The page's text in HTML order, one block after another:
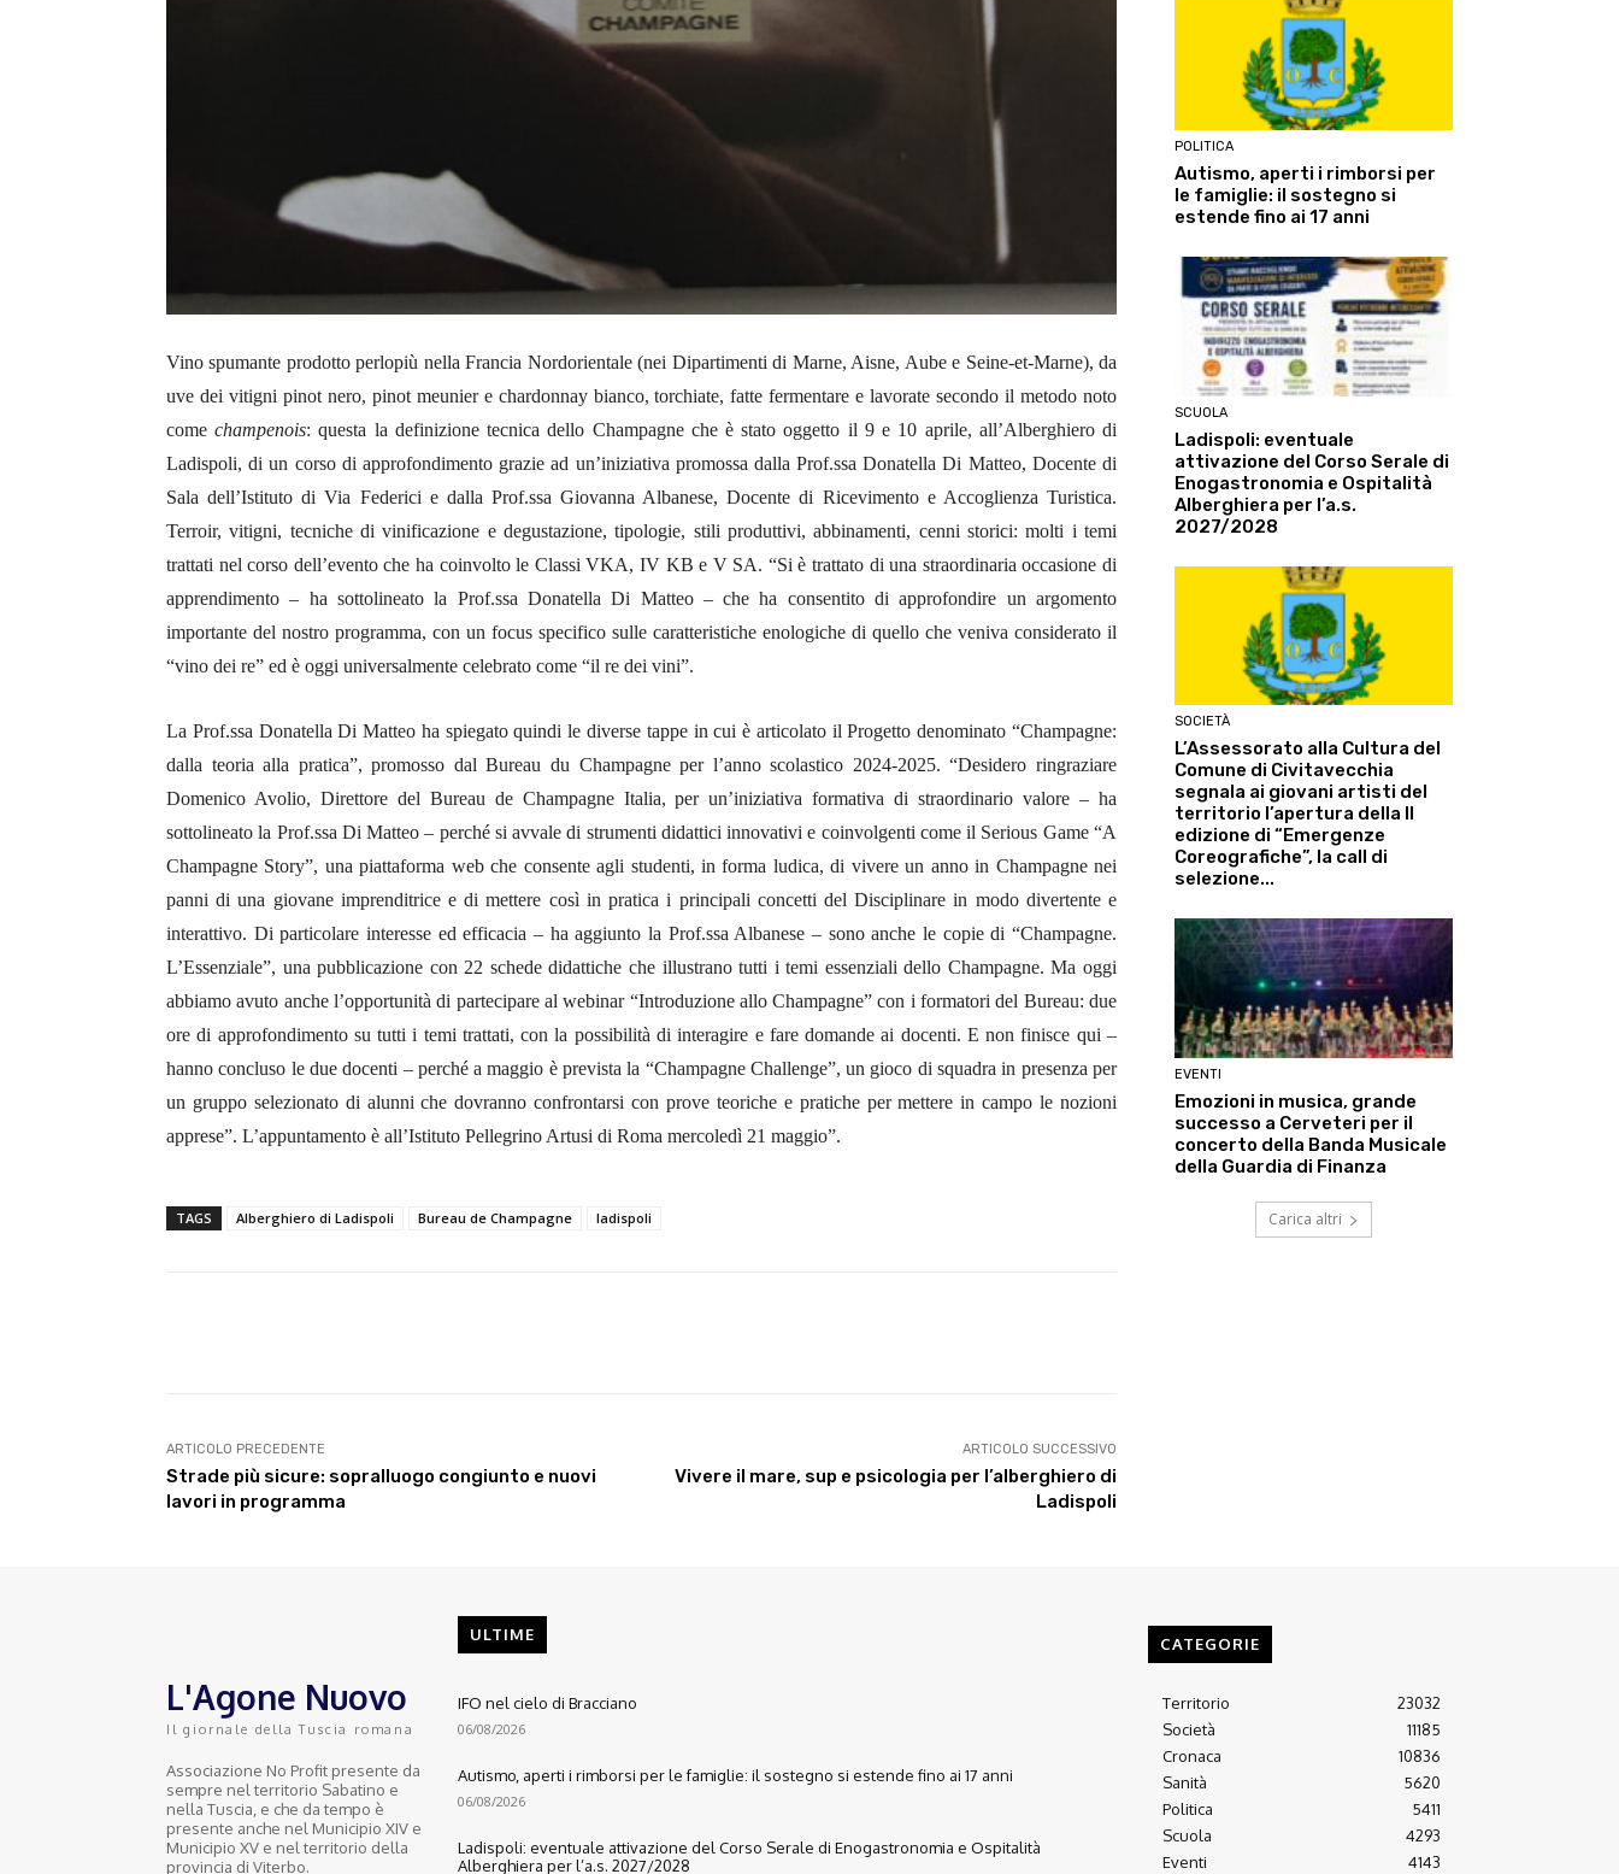
Vino spumante prodotto perlopiù nella Francia Nordorientale (nei Dipartimenti di Marne, Aisne, Aube e Seine-et-Marne), da
uve dei vitigni pinot nero, pinot meunier e chardonnay bianco, torchiate, fatte fermentare e lavorate secondo il metodo noto
comechampenois: questa la definizione tecnica dello Champagne che è stato oggetto il 9 e 10 aprile, all’Alberghiero di
Ladispoli, di un corso di approfondimento grazie ad un’iniziativa promossa dalla Prof.ssa Donatella Di Matteo, Docente di
Sala dell’Istituto di Via Federici e dalla Prof.ssa Giovanna Albanese, Docente di Ricevimento e Accoglienza Turistica.
Terroir, vitigni, tecniche di vinificazione e degustazione, tipologie, stili produttivi, abbinamenti, cenni storici: molti i temi
trattati nel corso dell’evento che ha coinvolto le Classi VKA, IV KB e V SA. “Si è trattato di una straordinaria occasione di
apprendimento – ha sottolineato la Prof.ssa Donatella Di Matteo – che ha consentito di approfondire un argomento
importante del nostro programma, con un focus specifico sulle caratteristiche enologiche di quello che veniva considerato il
“vino dei re” ed è oggi universalmente celebrato come “il re dei vini”.
La Prof.ssa Donatella Di Matteo ha spiegato quindi le diverse tappe in cui è articolato il Progetto denominato “Champagne:
dalla teoria alla pratica”, promosso dal Bureau du Champagne per l’anno scolastico 2024-2025. “Desidero ringraziare
Domenico Avolio, Direttore del Bureau de Champagne Italia, per un’iniziativa formativa di straordinario valore – ha
sottolineato la Prof.ssa Di Matteo – perché si avvale di strumenti didattici innovativi e coinvolgenti come il Serious Game “A
Champagne Story”, una piattaforma web che consente agli studenti, in forma ludica, di vivere un anno in Champagne nei
panni di una giovane imprenditrice e di mettere così in pratica i principali concetti del Disciplinare in modo divertente e
interattivo. Di particolare interesse ed efficacia – ha aggiunto la Prof.ssa Albanese – sono anche le copie di “Champagne.
L’Essenziale”, una pubblicazione con 22 schede didattiche che illustrano tutti i temi essenziali dello Champagne. Ma oggi
abbiamo avuto anche l’opportunità di partecipare al webinar “Introduzione allo Champagne” con i formatori del Bureau: due
ore di approfondimento su tutti i temi trattati, con la possibilità di interagire e fare domande ai docenti. E non finisce qui –
hanno concluso le due docenti – perché a maggio è prevista la “Champagne Challenge”, un gioco di squadra in presenza per
un gruppo selezionato di alunni che dovranno confrontarsi con prove teoriche e pratiche per mettere in campo le nozioni
apprese”. L’appuntamento è all’Istituto Pellegrino Artusi di Roma mercoledì 21 maggio”.
TAGS Alberghiero di Ladispoli Bureau de Champagne ladispoli
ARTICOLO PRECEDENTE
Strade più sicure: sopralluogo congiunto e nuovi
lavori in programma
ARTICOLO SUCCESSIVO
Vivere il mare, sup e psicologia per l’alberghiero di
Ladispoli
POLITICA
Autismo, aperti i rimborsi per
le famiglie: il sostegno si
estende fino ai 17 anni
SCUOLA
Ladispoli: eventuale
attivazione del Corso Serale di
Enogastronomia e Ospitalità
Alberghiera per l’a.s.
2027/2028
SOCIETÀ
L’Assessorato alla Cultura del
Comune di Civitavecchia
segnala ai giovani artisti del
territorio l’apertura della II
edizione di “Emergenze
Coreografiche”, la call di
selezione...
EVENTI
Emozioni in musica, grande
successo a Cerveteri per il
concerto della Banda Musicale
della Guardia di Finanza
Carica altri
L'Agone Nuovo
Il giornale della Tuscia romana
Associazione No Profit presente da
sempre nel territorio Sabatino e
nella Tuscia, e che da tempo è
presente anche nel Municipio XIV e
Municipio XV e nel territorio della
provincia di Viterbo.
ULTIME
IFO nel cielo di Bracciano
06/08/2026
Autismo, aperti i rimborsi per le famiglie: il sostegno si estende fino ai 17 anni
06/08/2026
Ladispoli: eventuale attivazione del Corso Serale di Enogastronomia e Ospitalità
Alberghiera per l’a.s. 2027/2028
CATEGORIE
Territorio
23032
Società
11185
Cronaca
10836
Sanità
5620
Politica
5411
Scuola
4293
Eventi
4143